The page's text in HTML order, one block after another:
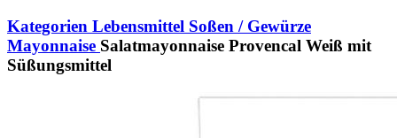
Kategorien Lebensmittel Soßen / Gewürze
Mayonnaise Salatmayonnaise Provencal Weiß mit
Süßungsmittel